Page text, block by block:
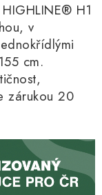
H1
v
cm.
t,
zárukou 20